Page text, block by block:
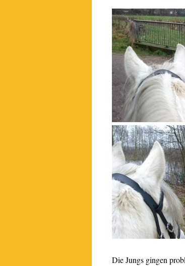
Die Jungs gingen